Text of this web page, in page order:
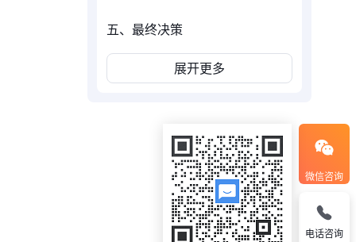
五、最终决策
展开更多
微信咨询
电话咨询